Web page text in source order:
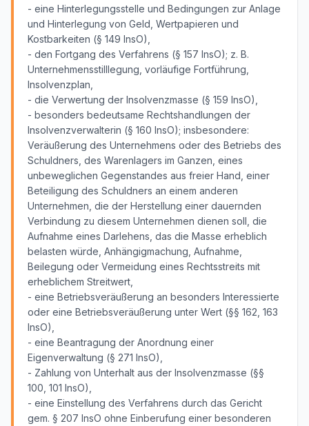
- eine Hinterlegungsstelle und Bedingungen zur Anlage
und Hinterlegung von Geld, Wertpapieren und
Kostbarkeiten (§ 149 InsO),
- den Fortgang des Verfahrens (§ 157 InsO); z. B.
Unternehmensstilllegung, vorläufige Fortführung,
Insolvenzplan,
- die Verwertung der Insolvenzmasse (§ 159 InsO),
- besonders bedeutsame Rechtshandlungen der
Insolvenzverwalterin (§ 160 InsO); insbesondere:
Veräußerung des Unternehmens oder des Betriebs des
Schuldners, des Warenlagers im Ganzen, eines
unbeweglichen Gegenstandes aus freier Hand, einer
Beteiligung des Schuldners an einem anderen
Unternehmen, die der Herstellung einer dauernden
Verbindung zu diesem Unternehmen dienen soll, die
Aufnahme eines Darlehens, das die Masse erheblich
belasten würde, Anhängigmachung, Aufnahme,
Beilegung oder Vermeidung eines Rechtsstreits mit
erheblichem Streitwert,
- eine Betriebsveräußerung an besonders Interessierte
oder eine Betriebsveräußerung unter Wert (§§ 162, 163
InsO),
- eine Beantragung der Anordnung einer
Eigenverwaltung (§ 271 InsO),
- Zahlung von Unterhalt aus der Insolvenzmasse (§§
100, 101 InsO),
- eine Einstellung des Verfahrens durch das Gericht
gem. § 207 InsO ohne Einberufung einer besonderen